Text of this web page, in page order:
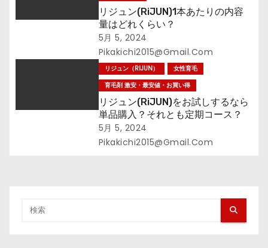
リジュン(RiJUN)1本あたりの内容
量はどれくらい？
5月 5, 2024
Pikakichi2015@gmail.com
リジュン（RIJUN）
女性育毛
育毛剤 激安・最安値・お買い得
リジュン(RiJUN)をお試しするなら
単品購入？それとも定期コース？
5月 5, 2024
Pikakichi2015@gmail.com